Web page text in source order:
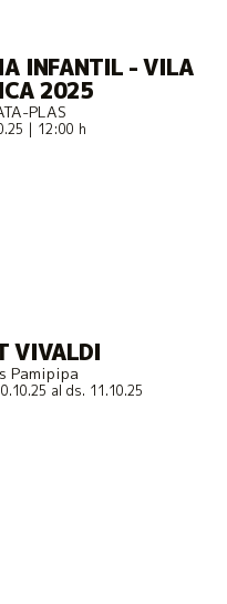
INFANTIL - VILA
2025
PLAS
| 12:00 h
VIVALDI
Pamipipa
al ds. 11.10.25